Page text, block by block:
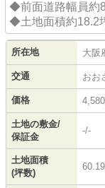
◆前面道路幅員約
◆土地面積約18.2
所在地 大阪
交通 おお
価格
土地の敷金/
保証金
-/-
土地面積
(坪数)